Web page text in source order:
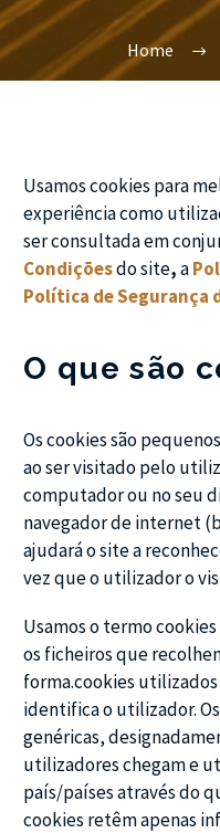
Home
Usamos cookies para
experiência como
ser consultada em
Condiçõesdo site,a
Política de Segurança
O que são
Os cookies são
ao ser visitado pelo
computador ou no seu
navegador de internet
ajudará o site a
vez que o utilizador o
Usamos o termo
os ficheiros que
forma.cookies
identifica o utilizador.
genéricas,
utilizadores chegam e
país/países através do
cookies retêm apenas